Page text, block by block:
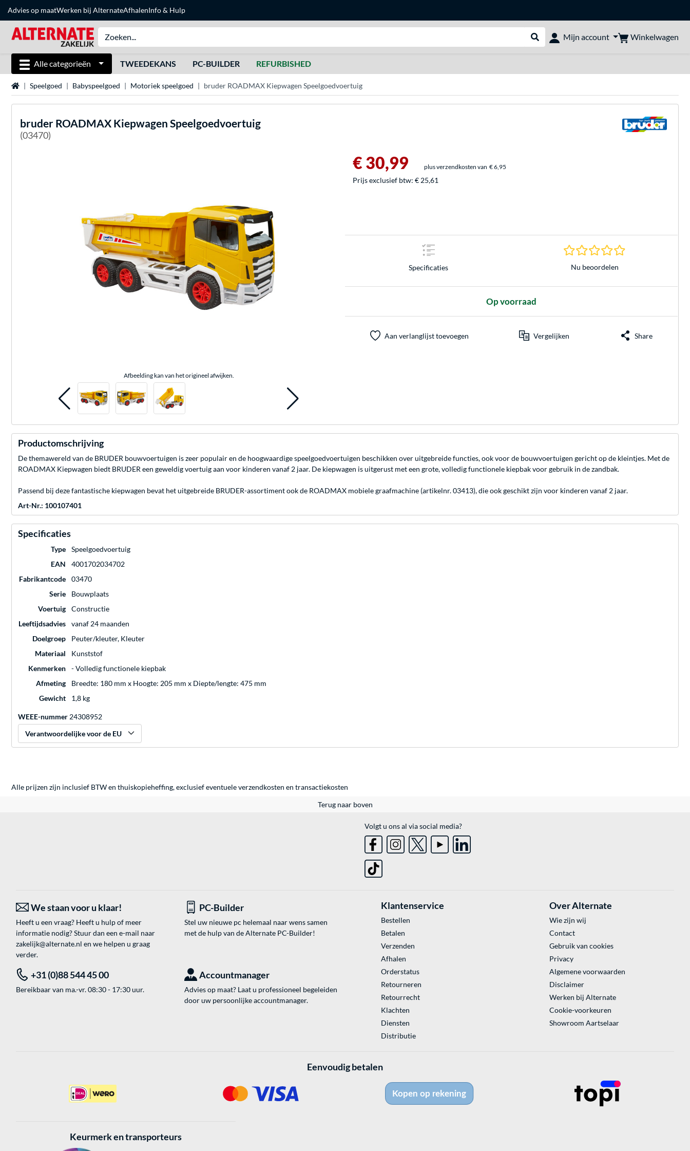
Advies op maatWerken bij AlternateAfhalenInfo & Hulp
Webshop doorzoeken
Mijn account Winkelwagen
Alle categorieën TWEEDEKANS PC-BUILDER REFURBISHED
HomeSpeelgoed Babyspeelgoed Motoriek speelgoed bruder ROADMAX Kiepwagen Speelgoedvoertuig
bruder ROADMAX Kiepwagen Speelgoedvoertuig
(03470)
Afbeelding kan van het origineel afwijken.
€ 30,99 plus verzendkosten van € 6,95
Prijs exclusief btw: € 25,61
Specificaties
0.0 sterren
Nu beoordelen
Op voorraad
Aan verlanglijst toevoegen Vergelijken Share
Productomschrijving
De themawereld van de BRUDER bouwvoertuigen is zeer populair en de hoogwaardige speelgoedvoertuigen beschikken over uitgebreide functies, ook voor de bouwvoertuigen gericht op de kleintjes. Met de
ROADMAX Kiepwagen biedt BRUDER een geweldig voertuig aan voor kinderen vanaf 2 jaar. De kiepwagen is uitgerust met een grote, volledig functionele kiepbak voor gebruik in de zandbak.
Passend bij deze fantastische kiepwagen bevat het uitgebreide BRUDER-assortiment ook de ROADMAX mobiele graafmachine (artikelnr. 03413), die ook geschikt zijn voor kinderen vanaf 2 jaar.
Art-Nr.: 100107401
Specificaties
Type
Speelgoedvoertuig
EAN
4001702034702
Fabrikantcode
03470
Serie
Bouwplaats
Voertuig
Constructie
Leeftijdsadvies
vanaf 24 maanden
Doelgroep
Peuter/kleuter, Kleuter
Materiaal
Kunststof
Kenmerken
- Volledig functionele kiepbak
Afmeting
Breedte: 180 mm x Hoogte: 205 mm x Diepte/lengte: 475 mm
Gewicht
1,8 kg
WEEE-nummer 24308952
Verantwoordelijke voor de EU
Alle prijzen zijn inclusief BTW en thuiskopieheffing, exclusief eventueleverzendkosten en transactiekosten
Terug naar boven
Volgt u ons al via social media?
We staan voor u klaar!
Heeft u een vraag? Heeft u hulp of meer
informatie nodig? Stuur dan een e-mail naar
zakelijk@alternate.nl en we helpen u graag
verder.
PC-Builder
Stel uw nieuwe pc helemaal naar wens samen
met de hulp van de Alternate PC-Builder!
+31 (0)88 544 45 00
Bereikbaar van ma.-vr. 08:30 - 17:30 uur.
Accountmanager
Advies op maat? Laat u professioneel begeleiden
door uw persoonlijke accountmanager.
Klantenservice
Bestellen
Betalen
Verzenden
Afhalen
Orderstatus
Retourneren
Retourrecht
Klachten
Diensten
Distributie
Over Alternate
Wie zijn wij
Contact
Gebruik van cookies
Privacy
Algemene voorwaarden
Disclaimer
Werken bij Alternate
Cookie-voorkeuren
Showroom Aartselaar
Eenvoudig betalen
Keurmerk en transporteurs